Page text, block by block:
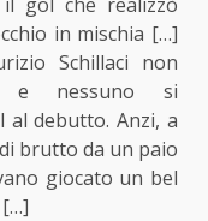
in mischia […]
Schillaci non
e nessuno si
debutto. Anzi, a
brutto da un paio
giocato un bel